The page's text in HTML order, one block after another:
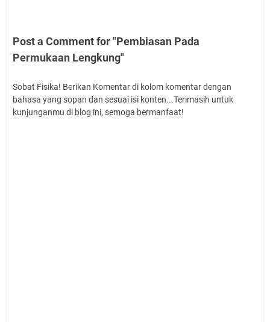
Post a Comment for "Pembiasan Pada
Permukaan Lengkung"
Sobat Fisika! Berikan Komentar di kolom komentar dengan
bahasa yang sopan dan sesuai isi konten...Terimasih untuk
kunjunganmu di blog ini, semoga bermanfaat!